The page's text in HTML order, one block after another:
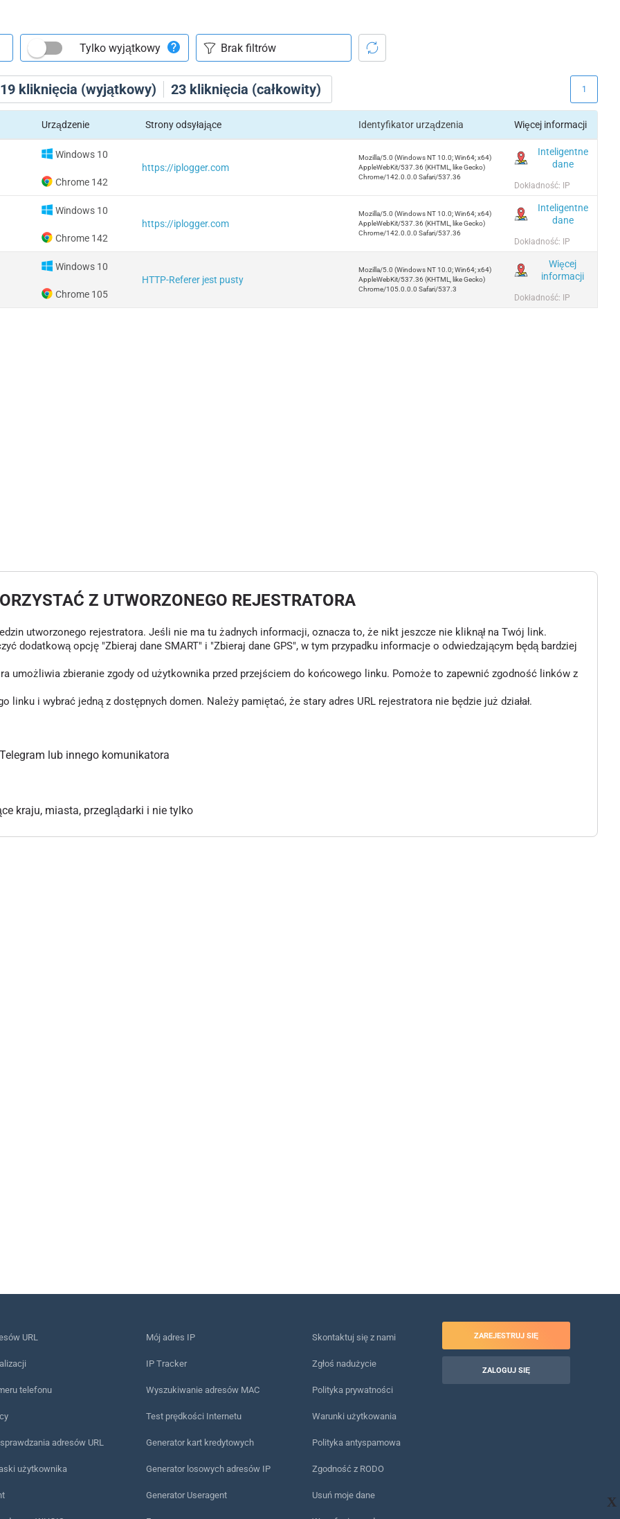
19 kliknięcia (wyjątkowy) 23 kliknięcia (całkowity)
Tylko wyjątkowy
1
Urządzenie Strony odsyłające Identyfikator urządzenia Więcej informacji
Windows 10
Chrome 142
https://iplogger.com
Mozilla/5.0 (Windows NT 10.0; Win64; x64)
AppleWebKit/537.36 (KHTML, like Gecko)
Chrome/142.0.0.0 Safari/537.36
Inteligentne
dane
Dokładność: IP
Windows 10
Chrome 142
https://iplogger.com
Mozilla/5.0 (Windows NT 10.0; Win64; x64)
AppleWebKit/537.36 (KHTML, like Gecko)
Chrome/142.0.0.0 Safari/537.36
Inteligentne
dane
Dokładność: IP
Windows 10
Chrome 105
HTTP-Referer jest pusty
Mozilla/5.0 (Windows NT 10.0; Win64; x64)
AppleWebKit/537.36 (KHTML, like Gecko)
Chrome/105.0.0.0 Safari/537.3
Więcej
informacji
Dokładność: IP
Z UTWORZONEGO REJESTRATORA
utworzonego rejestratora. Jeśli nie ma tu żadnych informacji, oznacza to, że nikt jeszcze nie kliknął na Twój link.
dodatkową opcję "Zbieraj dane SMART" i "Zbieraj dane GPS", w tym przypadku informacje o odwiedzającym będą bardziej
umożliwia zbieranie zgody od użytkownika przed przejściem do końcowego linku. Pomoże to zapewnić zgodność linków z
i wybrać jedną z dostępnych domen. Należy pamiętać, że stary adres URL rejestratora nie będzie już działał.
lub innego komunikatora
kraju, miasta, przeglądarki i nie tylko
X
URL
telefonu
adresów URL
użytkownika
Mój adres IP
IP Tracker
Wyszukiwanie adresów MAC
Test prędkości Internetu
Generator kart kredytowych
Generator losowych adresów IP
Generator Useragent
Skontaktuj się z nami
Zgłoś nadużycie
Polityka prywatności
Warunki użytkowania
Polityka antyspamowa
Zgodność z RODO
Usuń moje dane
ZAREJESTRUJ SIĘ
ZALOGUJ SIĘ